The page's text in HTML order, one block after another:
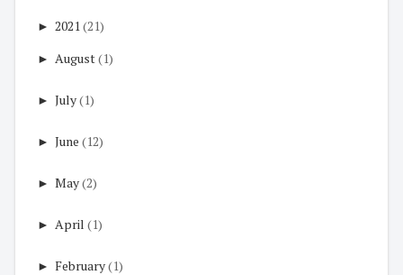
► 2021(21)
► August(1)
► July(1)
► June (12)
► May(2)
► April (1)
► February(1)